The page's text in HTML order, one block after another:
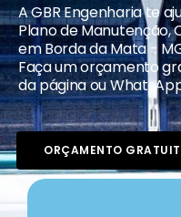
A GBR Engenharia te
Plano de Manutenção,
em Borda da Mata -
Faça um orçamento
da página ou
ORÇAMENTO